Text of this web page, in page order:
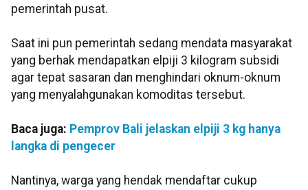
pemerintah pusat.
Saat ini pun pemerintah sedang mendata masyarakat
yang berhak mendapatkan elpiji 3 kilogram subsidi
agar tepat sasaran dan menghindari oknum-oknum
yang menyalahgunakan komoditas tersebut.
Baca juga: Pemprov Bali jelaskan elpiji 3 kg hanya
langka di pengecer
Nantinya, warga yang hendak mendaftar cukup